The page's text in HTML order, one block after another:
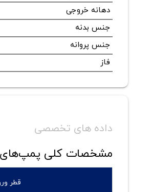
دهانه خروجی
جنس بدنه
جنس پروانه
فاز
داده های تخصصی
مشخصات کلی پمپ‌های
قطر